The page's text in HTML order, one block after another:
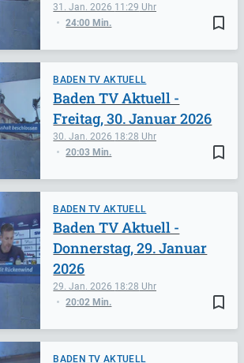
bookmark_border
31. Jan. 2026 11:29
24:00 Min.
BADEN TV AKTUELL
bookmark_border
30. Jan. 2026 18:28
20:03 Min.
Baden TV Aktuell -
Freitag, 30. Januar 2026
BADEN TV AKTUELL
bookmark_border
29. Jan. 2026 18:28
20:02 Min.
Baden TV Aktuell -
Donnerstag, 29. Januar
2026
BADEN TV AKTUELL